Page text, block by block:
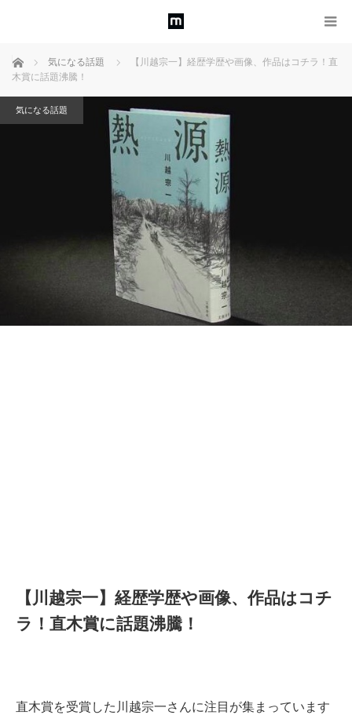
ホーム 気になる話題
【川越宗一】経歴学歴や画像、作品はコチラ！直
木賞に話題沸騰！
気になる話題
【川越宗一】経歴学歴や画像、作品はコチ
ラ！直木賞に話題沸騰！
直木賞を受賞した川越宗一さんに注目が集まっています